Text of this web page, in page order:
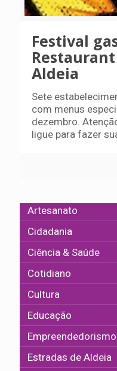
Festival
Aldeia
Sete
com menus
dezembro.
ligue para fazer
Artesanato
Cidadania
Ciência & Saúde
Cotidiano
Cultura
Educação
Empreendedorismo
Estradas de Aldeia